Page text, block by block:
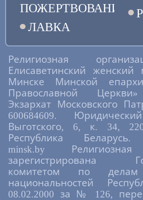
ПОЖЕРТВОВАНИЯ
ЛАВКА
Религиозная
Елисаветинский
Минске Минской
Православной
Экзархат Московского
600684609.
Выготского, 6, к. 34,
Республика Беларусь.
minsk.by Религиозная
зарегистрирована
комитетом по
национальностей
08.02.2000 за № 126,